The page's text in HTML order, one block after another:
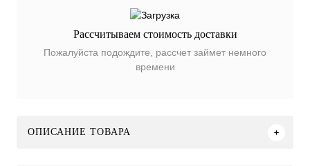
Рассчитываем стоимость доставки
Пожалуйста подождите, рассчет займет немного
времени
ОПИСАНИЕ ТОВАРА